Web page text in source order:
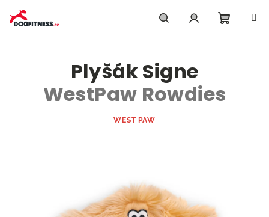
obsah
Plyšák Signe
WestPaw Rowdies
WEST PAW